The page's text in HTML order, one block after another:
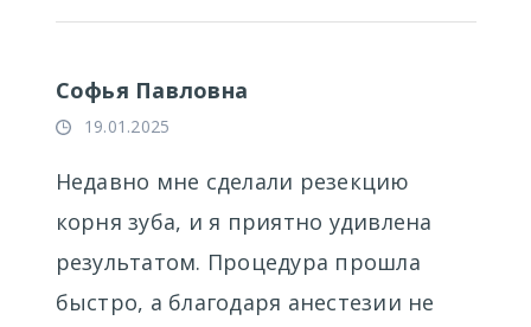
Софья Павловна
19.01.2025
Недавно мне сделали резекцию
корня зуба, и я приятно удивлена
результатом. Процедура прошла
быстро, а благодаря анестезии не